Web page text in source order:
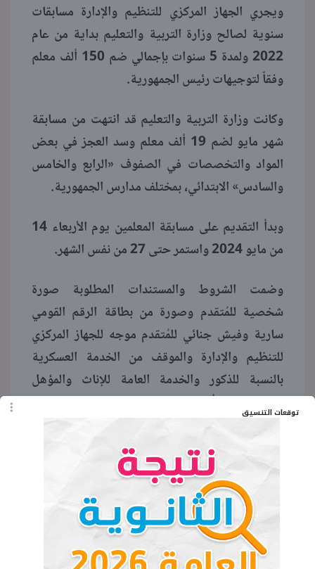
توقعات التنسيق
ويجري الجهاز المركزي للتنظيم والإدارة مسابقات
سنوية لصالح وزارة التربية والتعليم بداية من عام
2022 ولمدة 5 سنوات بإجمالي ضم 150 ألف معلم
وفقاً لتوجيهات رئيس الجمهورية.
وكانت وزارة التربية والتعليم قد انتهت من مسابقة
شهر مايو لضم 19 ألف معلم وسد العجز في بعض
المواد والتخصصات في الصفوف «الرابع والخامس
والسادس» الابتدائي، بمختلف مدارس الجمهورية.
وبدأ التقديم على مسابقة المعلمين يوم الأربعاء 14
من مايو 2024 واستمر حتى 27 من نفس الشهر.
وضمت الشروط والمستندات المطلوبة صورة
شخصية للمُتقدم وصورة من بطاقة الرقم القومي
سارية وفيش جنائي للمُتقدم موجه للجهاز المركزي
للتنظيم والإدارة والموقف من الخدمة العسكرية
بالنسبة للذكور والخدمة العامة للإناث والمؤهل
الدراسي ورفع أصول المستندات بصيغة jpg.
الكلمات المفتاحية
مسابقة وزارة التربية والتعليم
وظائف خالية في مسابقة جديدة للمعلمين
مسابقة جديدة للمعلمين 2024